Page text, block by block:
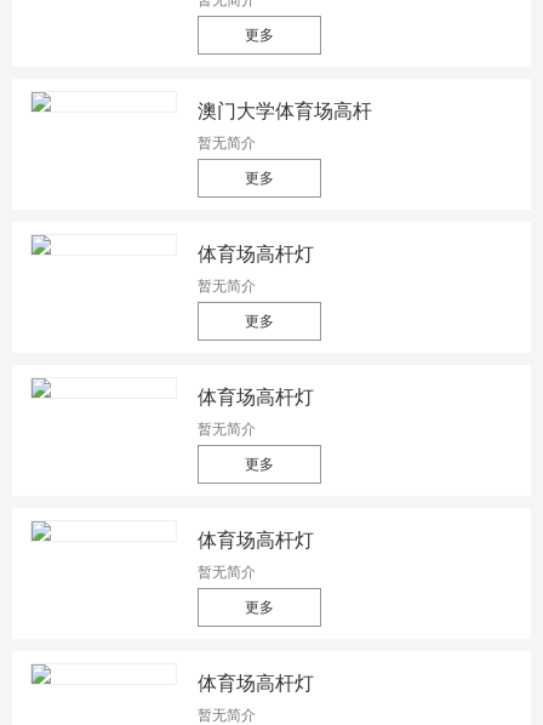
更多
澳门大学体育场高杆
暂无简介
更多
体育场高杆灯
暂无简介
更多
体育场高杆灯
暂无简介
更多
体育场高杆灯
暂无简介
更多
体育场高杆灯
暂无简介